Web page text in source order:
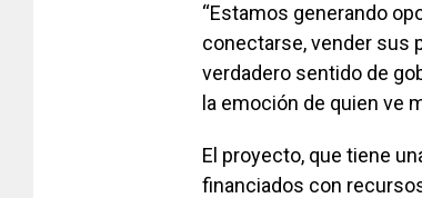
“Estamos generando
conectarse, vender sus
verdadero sentido de
la emoción de quien ve
El proyecto, que tiene
financiados con